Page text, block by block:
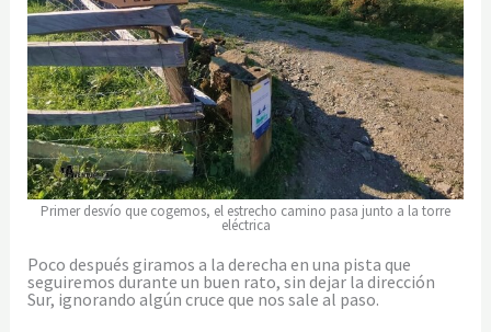
Primer desvío que cogemos, el estrecho camino pasa junto a la torre
eléctrica
Poco después giramos a la derecha en una pista que
seguiremos durante un buen rato, sin dejar la dirección
Sur, ignorando algún cruce que nos sale al paso.